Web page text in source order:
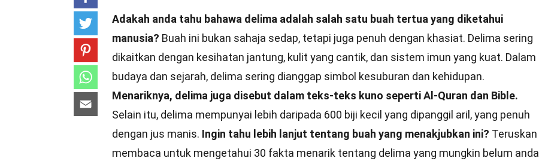
Adakah anda tahu bahawa delima adalah salah satu buah tertua yang diketahui
manusia? Buah ini bukan sahaja sedap, tetapi juga penuh dengan khasiat. Delima sering
dikaitkan dengan kesihatan jantung, kulit yang cantik, dan sistem imun yang kuat. Dalam
budaya dan sejarah, delima sering dianggap simbol kesuburan dan kehidupan.
Menariknya, delima juga disebut dalam teks-teks kuno seperti Al-Quran dan Bible.
Selain itu, delima mempunyai lebih daripada 600 biji kecil yang dipanggil aril, yang penuh
dengan jus manis. Ingin tahu lebih lanjut tentang buah yang menakjubkan ini? Teruskan
membaca untuk mengetahui 30 fakta menarik tentang delima yang mungkin belum anda